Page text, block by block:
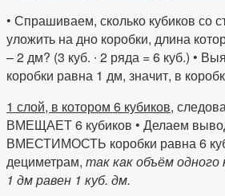
• Спрашиваем, сколько кубиков со
уложить на дно коробки, длина
– 2 дм? (3 куб. ∙ 2 ряда = 6 куб.) •
коробки равна 1 дм, значит, в
1 слой, в котором 6 кубиков,
ВМЕЩАЕТ 6 кубиков • Делаем
ВМЕСТИМОСТЬ коробки равна 6
дециметрам, так как объём одного
1 дм равен 1 куб. дм.